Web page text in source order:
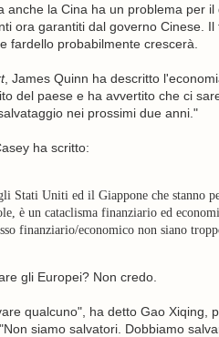
anche la Cina ha un problema per
ora garantiti dal governo Cinese.
fardello probabilmente crescerà.
, James Quinn ha descritto
del paese e ha avvertito che ci
nei prossimi due anni."
ha scritto:
Stati Uniti ed il Giappone che stanno
è un cataclisma finanziario ed
finanziario/economico non siano
gli Europei? Non credo.
qualcuno", ha detto Gao Xiqing,
siamo salvatori. Dobbiamo